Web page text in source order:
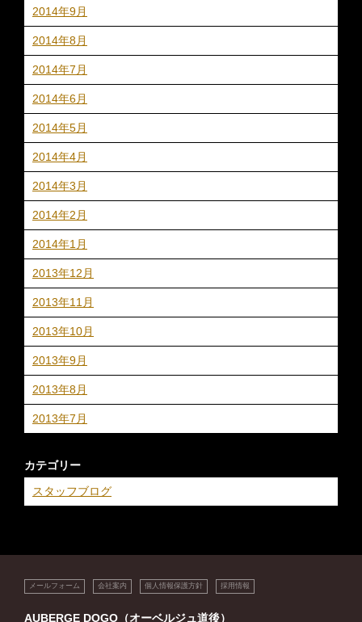
2014年9月
2014年8月
2014年7月
2014年6月
2014年5月
2014年4月
2014年3月
2014年2月
2014年1月
2013年12月
2013年11月
2013年10月
2013年9月
2013年8月
2013年7月
カテゴリー
スタッフブログ
メールフォーム 会社案内 個人情報保護方針 採用情報
AUBERGE DOGO（オーベルジュ道後）